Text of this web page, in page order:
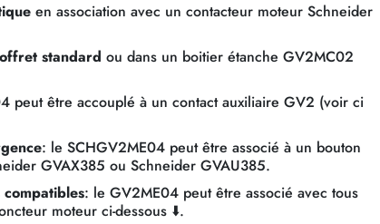
en association avec un contacteur moteur Schneider
standard ou dans un boitier étanche GV2MC02
peut être accouplé à un contact auxiliaire GV2 (voir ci
: le SCHGV2ME04 peut être associé à un bouton
GVAX385 ou Schneider GVAU385.
: le GV2ME04 peut être associé avec tous
moteur ci-dessous ⬇️.